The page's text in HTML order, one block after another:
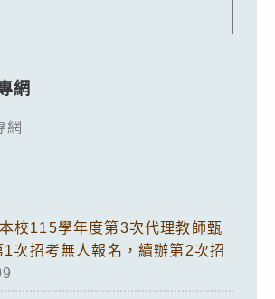
網
網
本校115學年度第3次代理教師甄
次招考無人報名，續辦第2次招